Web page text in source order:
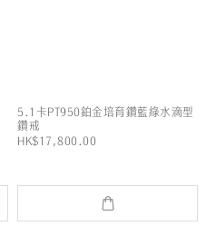
5.1卡PT950鉑金培育鑽藍綠水滴型
鑽戒
HK$17,800.00